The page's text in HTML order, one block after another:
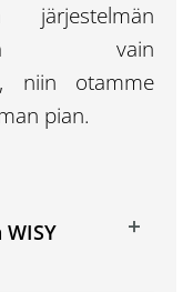
järjestelmän
vain
niin otamme
pian.